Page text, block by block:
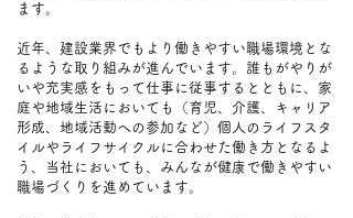
ます。
近年、建設業界でもより働きやすい職場環境とな
るような取り組みが進んでいます。誰もがやりが
いや充実感をもって仕事に従事するとともに、家
庭や地域生活においても（育児、介護、キャリア
形成、地域活動への参加など）個人のライフスタ
イルやライフサイクルに合わせた働き方となるよ
う、当社においても、みんなが健康で働きやすい
職場づくりを進めています。